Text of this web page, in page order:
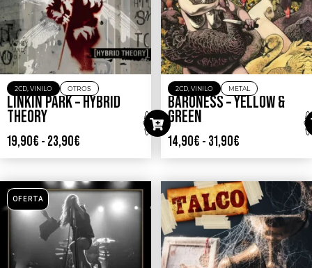
2CD, VINILO OTROS
LINKIN PARK – HYBRID
THEORY
19,90€ - 23,90€
2CD, VINILO METAL
BARONESS – YELLOW &
GREEN
14,90€ - 31,90€
OFERTA